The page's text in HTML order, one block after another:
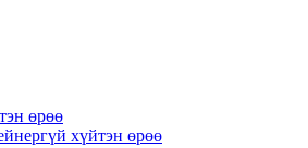
өрөө
хүйтэн өрөө